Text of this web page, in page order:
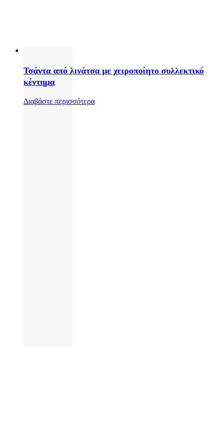
Τσάντα από λινάτσα με χειροποίητο συλλεκτικό
κέντημα
Διαβάστε περισσότερα